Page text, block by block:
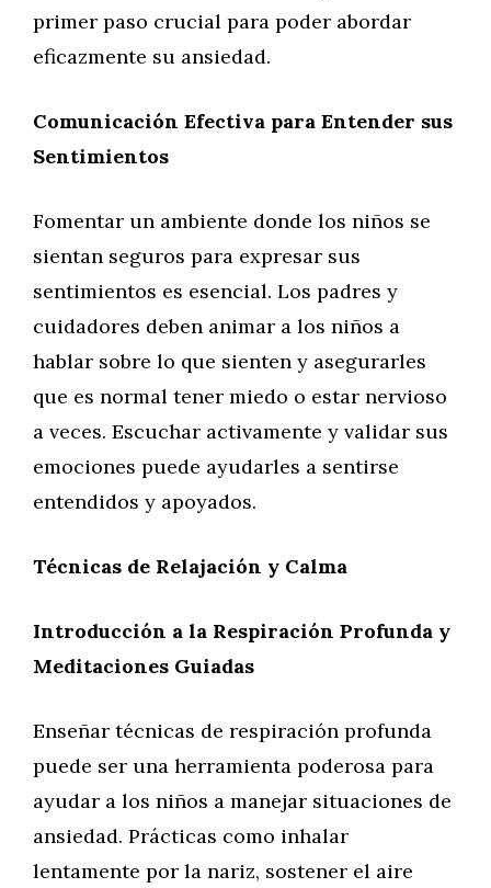
primer paso crucial para poder abordar
eficazmente su ansiedad.
Comunicación Efectiva para Entender sus
Sentimientos
Fomentar un ambiente donde los niños se
sientan seguros para expresar sus
sentimientos es esencial. Los padres y
cuidadores deben animar a los niños a
hablar sobre lo que sienten y asegurarles
que es normal tener miedo o estar nervioso
a veces. Escuchar activamente y validar sus
emociones puede ayudarles a sentirse
entendidos y apoyados.
Técnicas de Relajación y Calma
Introducción a la Respiración Profunda y
Meditaciones Guiadas
Enseñar técnicas de respiración profunda
puede ser una herramienta poderosa para
ayudar a los niños a manejar situaciones de
ansiedad. Prácticas como inhalar
lentamente por la nariz, sostener el aire